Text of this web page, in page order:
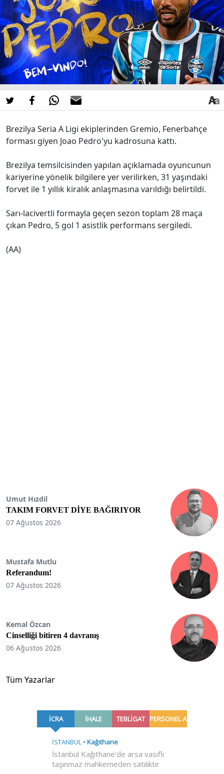
Brezilya Seria A Ligi ekiplerinden Gremio, Fenerbahçe
forması giyen Joao Pedro'yu kadrosuna kattı.
Brezilya temsilcisinden yapılan açıklamada oyuncunun
kariyerine yönelik bilgilere yer verilirken, 31 yaşındaki
forvet ile 1 yıllık kiralık anlaşmasına varıldığı belirtildi.
Sarı-lacivertli formayla geçen sezon toplam 28 maça
çıkan Pedro, 5 gol 1 asistlik performans sergiledi.
(AA)
Umut Hızdil
TAKIM FORVET DİYE BAĞIRIYOR
07 Ağustos 2026
Mustafa Mutlu
Referandum!
07 Ağustos 2026
Kemal Özcan
Cinselliği bitiren 4 davranış
06 Ağustos 2026
Tüm Yazarlar